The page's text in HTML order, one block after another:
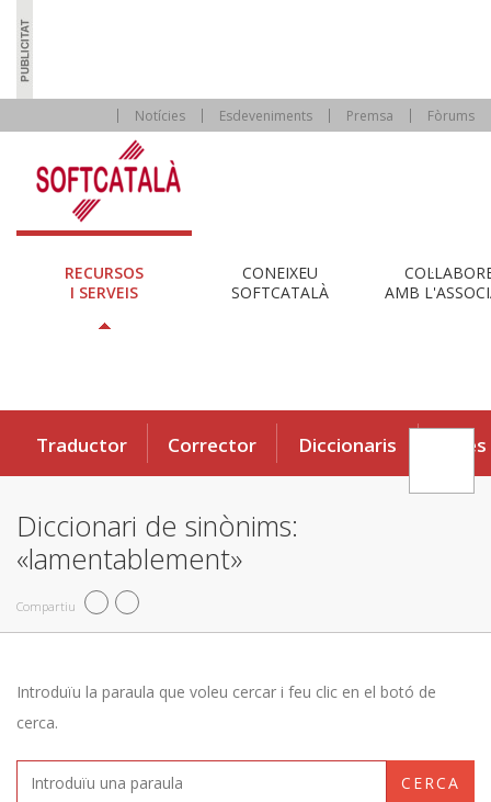
Notícies Esdeveniments Premsa Fòrums
RECURSOS
I SERVEIS
CONEIXEU
SOFTCATALÀ
AMB
Traductor Corrector Diccionaris Eines
Diccionari de sinònims:
«lamentablement»
Compartiu
Introduïu la paraula que voleu cercar i feu clic en el botó de
cerca.
CERCA